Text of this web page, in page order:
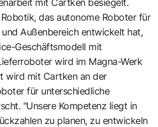
das autonome Roboter für
Außenbereich entwickelt hat,
Geschäftsmodell mit
wird im Magna-Werk
wird mit Cartken an der
für unterschiedliche
"Unsere Kompetenz liegt in
zu planen, zu entwickeln